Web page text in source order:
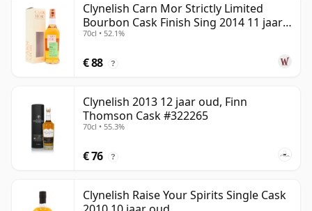
Clynelish Carn Mor Strictly Limited
Bourbon Cask Finish Sing 2014 11 jaar
oud
70cl • 52.1%
€ 88 ?
Clynelish 2013 12 jaar oud, Finn
Thomson Cask #322265
70cl • 55.3%
€ 76 ?
Clynelish Raise Your Spirits Single Cask